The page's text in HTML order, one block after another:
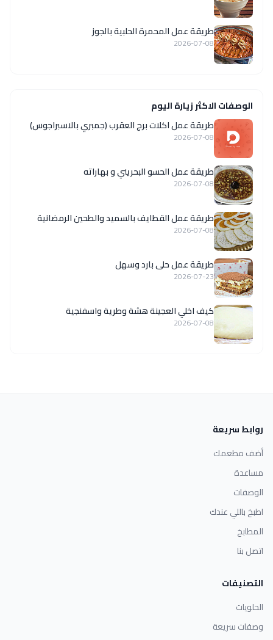
طريقة عمل المحمرة الحلبية بالجوز
2026-07-08
الوصفات الاكثر زيارة اليوم
طريقة عمل اكلات برج العقرب (جمبري بالاسبراجوس)
2026-07-08
طريقة عمل الحسو البحريني و بهاراته
2026-07-08
طريقة عمل القطايف بالسميد والطحين الرمضانية
2026-07-08
طريقة عمل حلى بارد وسهل
2026-07-23
كيف اخلي العجينة هشة وطرية واسفنجية
2026-07-08
روابط سريعة
أضف مطعمك
مساعدة
الوصفات
اطبخ باللي عندك
المطابخ
اتصل بنا
التصنيفات
الحلويات
وصفات سريعة